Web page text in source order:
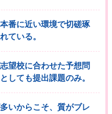
番に近い環境で切磋琢
ている。
望校に合わせた予想問
しても提出課題のみ。
いからこそ、質がブレ